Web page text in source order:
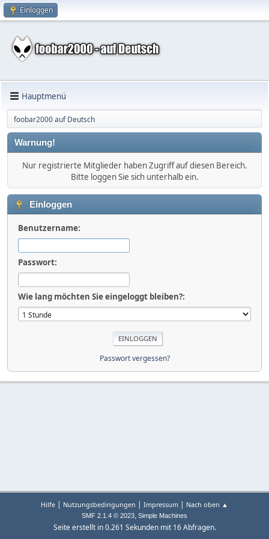
Einloggen
Hauptmenü
foobar2000 auf Deutsch
Warnung!
Nur registrierte Mitglieder haben Zugriff auf diesen Bereich.
Bitte loggen Sie sich unterhalb ein.
Einloggen
Benutzername:
Passwort:
Wie lang möchten Sie eingeloggt bleiben?:
Passwort vergessen?
Hilfe | Nutzungsbedingungen | Impressum | Nach oben ▲
SMF 2.1.4 © 2023, Simple Machines
Seite erstellt in 0.261 Sekunden mit 16 Abfragen.